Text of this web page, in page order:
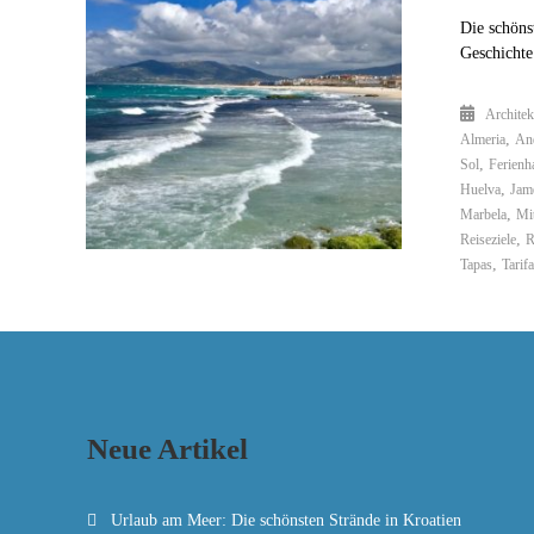
Die
Almeria
Sol
,
Huelva ,
Marbela ,
Reiseziele ,
Tapas ,Tarifa
Neue Artikel
Urlaub am Meer: Die schönsten Strände in Kroatien